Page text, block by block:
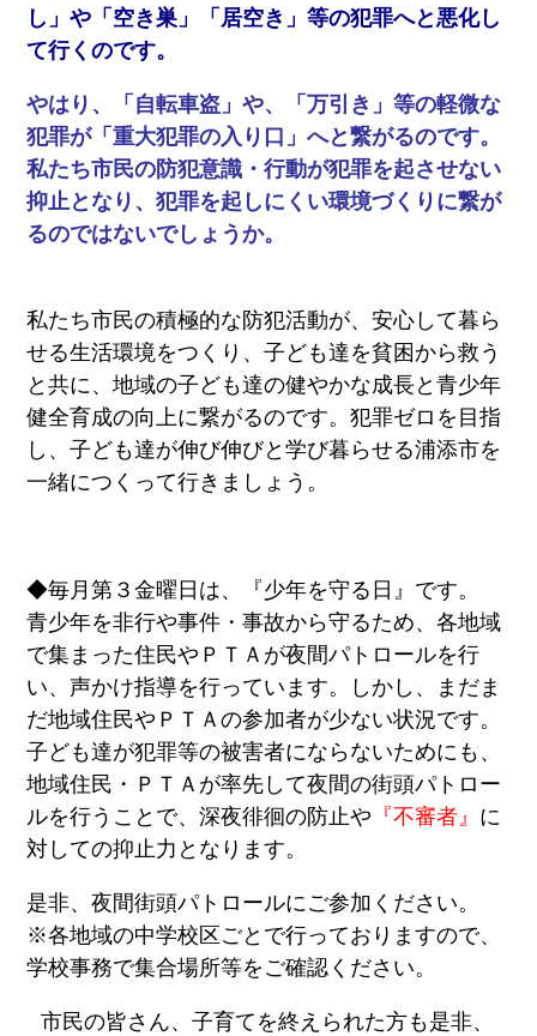
し」や「空き巣」「居空き」等の犯罪へと悪化し
て行くのです。
やはり、「自転車盗」や、「万引き」等の軽微な
犯罪が「重大犯罪の入り口」へと繋がるのです。
私たち市民の防犯意識・行動が犯罪を起させない
抑止となり、犯罪を起しにくい環境づくりに繋が
るのではないでしょうか。
私たち市民の積極的な防犯活動が、安心して暮ら
せる生活環境をつくり、子ども達を貧困から救う
と共に、地域の子ども達の健やかな成長と青少年
健全育成の向上に繋がるのです。犯罪ゼロを目指
し、子ども達が伸び伸びと学び暮らせる浦添市を
一緒につくって行きましょう。
◆毎月第３金曜日は、『少年を守る日』です。
青少年を非行や事件・事故から守るため、各地域
で集まった住民やＰＴＡが夜間パトロールを行
い、声かけ指導を行っています。しかし、まだま
だ地域住民やＰＴＡの参加者が少ない状況です。
子ども達が犯罪等の被害者にならないためにも、
地域住民・ＰＴＡが率先して夜間の街頭パトロー
ルを行うことで、深夜徘徊の防止や 『不審者』 に
対しての抑止力となります。
是非、夜間街頭パトロールにご参加ください。
※各地域の中学校区ごとで行っておりますので、
学校事務で集合場所等をご確認ください。
市民の皆さん、子育てを終えられた方も是非、